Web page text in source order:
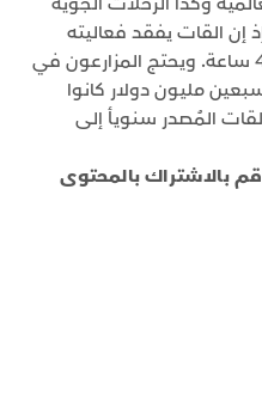
إن القات يفقد فعاليته
عندما يجف، على الأرجح خلال 48 ساعة. ويحتج المزارعون في
مليون دولار كانوا
2000 طن من القات المُصدر سنويأ إلى
بالاشتراك بالمحتوى